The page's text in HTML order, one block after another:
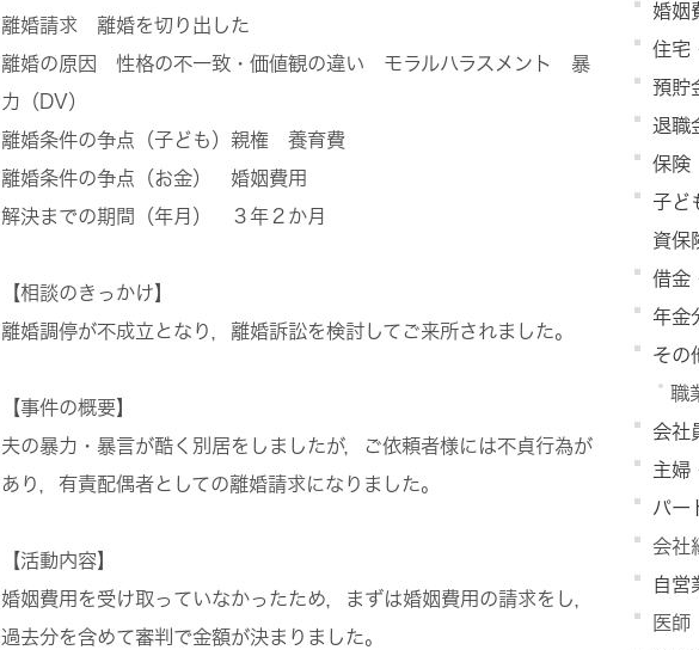
離婚請求 離婚を切り出した
離婚の原因
性格の不一致・価値観の違い モラルハラスメント 暴
力（DV）
離婚条件の争点（子ども） 親権 養育費
離婚条件の争点（お金）
婚姻費用
解決までの期間（年月）
３年２か月
【相談のきっかけ】
離婚調停が不成立となり，離婚訴訟を検討してご来所されました。
【事件の概要】
夫の暴力・暴言が酷く別居をしましたが，ご依頼者様には不貞行為が
あり，有責配偶者としての離婚請求になりました。
【活動内容】
婚姻費用を受け取っていなかったため，まずは婚姻費用の請求をし，
過去分を含めて審判で金額が決まりました。
婚姻
住宅
預貯
退職
保険
子ど
資保
借金
年金
その
職
会社
主婦
パー
会社
自営
医師